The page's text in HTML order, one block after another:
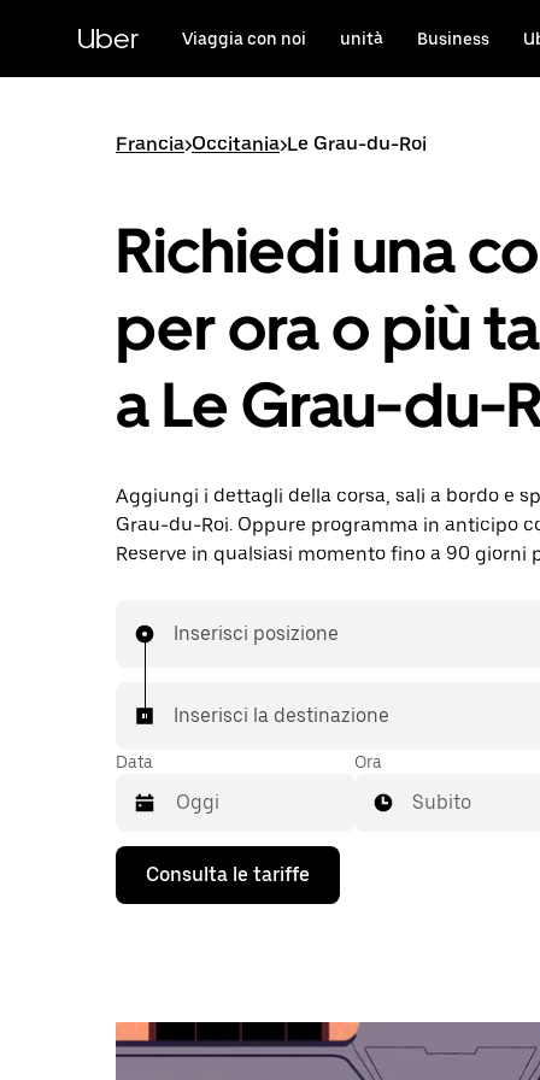
contenuto
principale
Uber Viaggia con noi unità Business
Francia>Occitania>Le Grau-du-Roi
Richiedi una
per ora o più
a Le Grau-du-
Aggiungi i dettagli della corsa, sali a bordo e
Grau-du-Roi. Oppure programma in anticipo
Reserve in qualsiasi momento fino a 90 giorni
Inserisci posizione
Inserisci la destinazione
Data
Utilizza
tasto
basso
per
Ora
Subito
Consulta le tariffe